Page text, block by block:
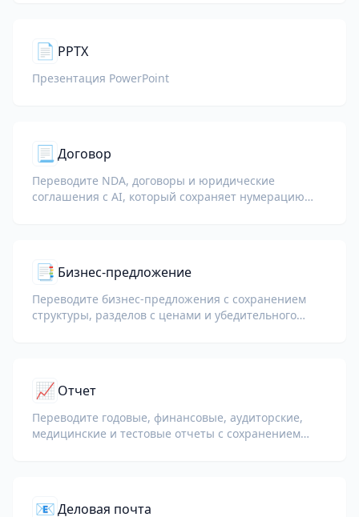
📄 PPTX
Презентация PowerPoint
📃 Договор
Переводите NDA, договоры и юридические
соглашения с AI, который сохраняет нумерацию
📑 Бизнес-предложение
Переводите бизнес-предложения с сохранением
структуры, разделов с ценами и убедительного
📈 Отчет
Переводите годовые, финансовые, аудиторские,
медицинские и тестовые отчеты с сохранением
📧Деловая почта